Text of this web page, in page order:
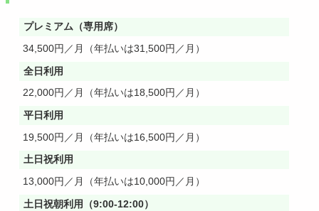
プレミアム（専用席）
34,500円／月（年払いは31,500円／月）
全日利用
22,000円／月（年払いは18,500円／月）
平日利用
19,500円／月（年払いは16,500円／月）
土日祝利用
13,000円／月（年払いは10,000円／月）
土日祝朝利用（9:00-12:00）